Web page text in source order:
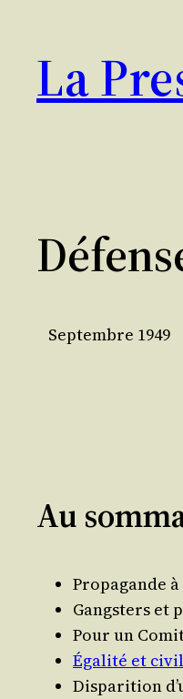
contenu
La
Septembre 1949
Au
Pro­pa­gande
Gang­sters et
Pour un
Éga­li­té et
Dis­pa­ri­tion